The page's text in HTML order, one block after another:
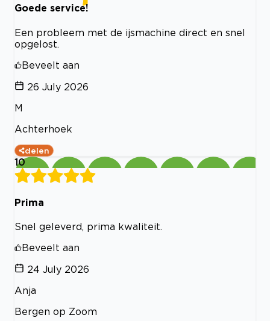
Goede service!
Een probleem met de ijsmachine direct en snel
opgelost.
Beveelt aan
26 July 2026
M
Achterhoek
delen
10
Prima
Snel geleverd, prima kwaliteit.
Beveelt aan
24 July 2026
Anja
Bergen op Zoom